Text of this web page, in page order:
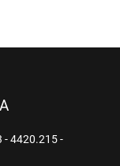
- 4420.215 -